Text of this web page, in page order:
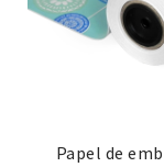
Papel de